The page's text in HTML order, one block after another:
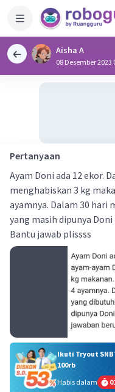
Aisha A
08 Desember 2023
Pertanyaan
Ayam Doni ada 12 ekor.
menghabiskan 3 kg
ayamnya. Dalam 30 hari
yang masih dipunya
Bantu jawab plissss
Ikuti Tryout
100rb
Habis dalam